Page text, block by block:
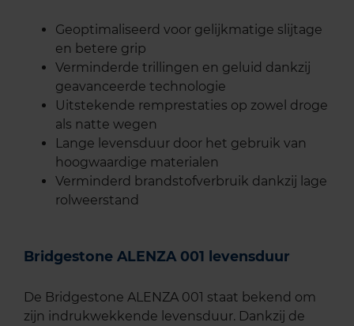
Geoptimaliseerd voor gelijkmatige slijtage
en betere grip
Verminderde trillingen en geluid dankzij
geavanceerde technologie
Uitstekende remprestaties op zowel droge
als natte wegen
Lange levensduur door het gebruik van
hoogwaardige materialen
Verminderd brandstofverbruik dankzij lage
rolweerstand
Bridgestone ALENZA 001 levensduur
De Bridgestone ALENZA 001 staat bekend om
zijn indrukwekkende levensduur. Dankzij de